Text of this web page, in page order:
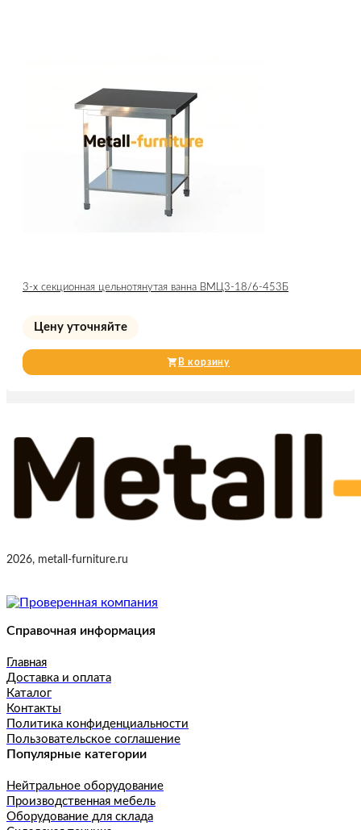
3-х секционная цельнотянутая ванна ВМЦ3-18/6-453Б
Цену уточняйте
В корзину
2026, metall-furniture.ru
Справочная информация
Главная
Доставка и оплата
Каталог
Контакты
Политика конфиденциальности
Пользовательское соглашение
Популярные категории
Нейтральное оборудование
Производственная мебель
Оборудование для склада